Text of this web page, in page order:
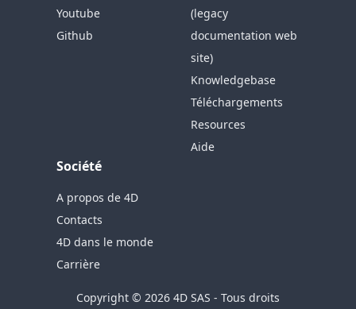
Youtube
Github
(legacy
documentation web
site)
Knowledgebase
Téléchargements
Resources
Aide
Société
A propos de 4D
Contacts
4D dans le monde
Carrière
Copyright © 2026 4D SAS - Tous droits